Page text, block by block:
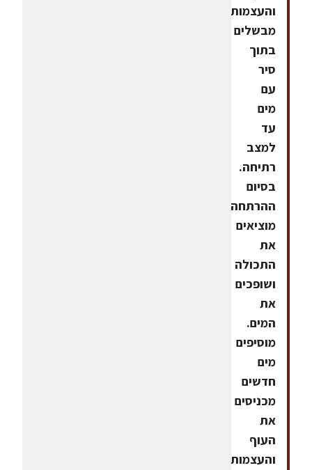
והעצמות
מבשלים
בתוך
סיר
עם
מים
עד
למצב
רתיחה.
בסיום
ההרתחה
מוציאים
את
התכולה
ושופכים
את
המים.
מוסיפים
מים
חדשים
מכניסים
את
העוף
והעצמות